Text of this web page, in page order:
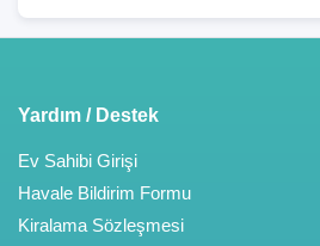
Yardım / Destek
Ev Sahibi Girişi
Havale Bildirim Formu
Kiralama Sözleşmesi